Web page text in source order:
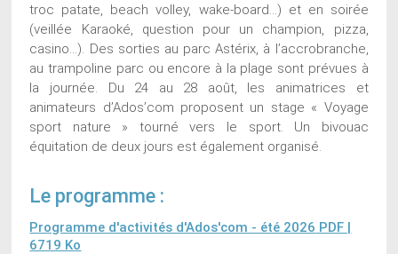
troc patate, beach volley, wake-board…) et en soirée
(veillée Karaoké, question pour un champion, pizza,
casino…). Des sorties au parc Astérix, à l’accrobranche,
au trampoline parc ou encore à la plage sont prévues à
la journée. Du 24 au 28 août, les animatrices et
animateurs d’Ados’com proposent un stage « Voyage
sport nature » tourné vers le sport. Un bivouac
équitation de deux jours est également organisé.
Le programme :
Programme d'activités d'Ados'com - été 2026 PDF |
6719 Ko